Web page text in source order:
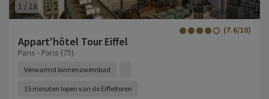
1 / 18
Appart'hôtel Tour Eiffel
(7.6/10)
Paris - Paris (75)
Verwarmd binnenzwembad
15 minuten lopen van de Eiffeltoren